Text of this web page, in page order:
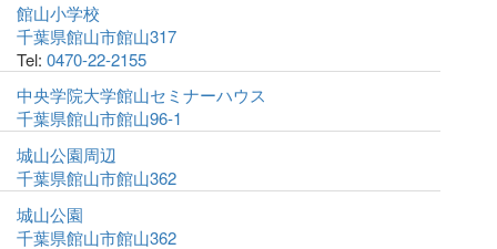
館山小学校
千葉県館山市館山317
Tel: 0470-22-2155
中央学院大学館山セミナーハウス
千葉県館山市館山96-1
城山公園周辺
千葉県館山市館山362
城山公園
千葉県館山市館山362